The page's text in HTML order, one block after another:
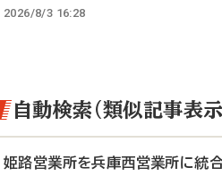
2026/8/3 16:28
自動検索（類似記事表示
姫路営業所を兵庫西営業所に統